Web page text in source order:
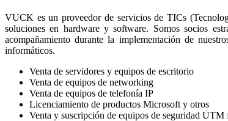
VUCK es un proveedor de servicios de TICs
soluciones en hardware y software. Somos socios
acompañamiento durante la implementación de
informáticos.
Venta de servidores y equipos de escritorio
Venta de equipos de networking
Venta de equipos de telefonía IP
Licenciamiento de productos Microsoft y otros
Venta y suscripción de equipos de seguridad UTM